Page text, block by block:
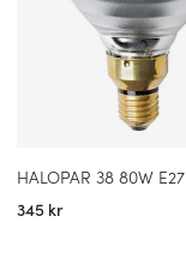
HALOPAR 38 80W E27
345 kr